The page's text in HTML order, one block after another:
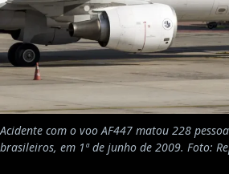
Acidente com o voo AF447 matou 228
brasileiros, em 1ª de junho de 2009. Foto: